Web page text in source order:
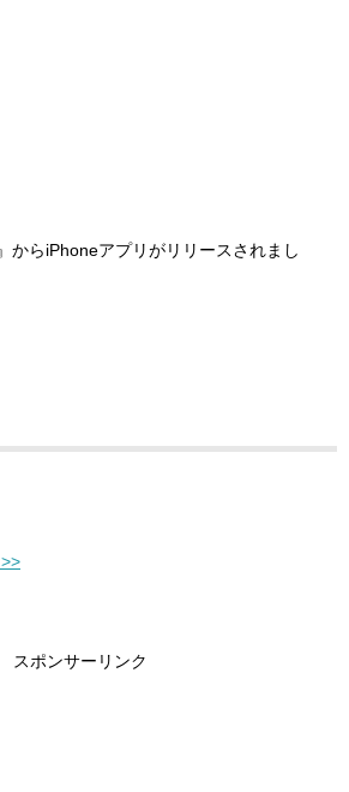
からiPhoneアプリがリリースされまし
スポンサーリンク